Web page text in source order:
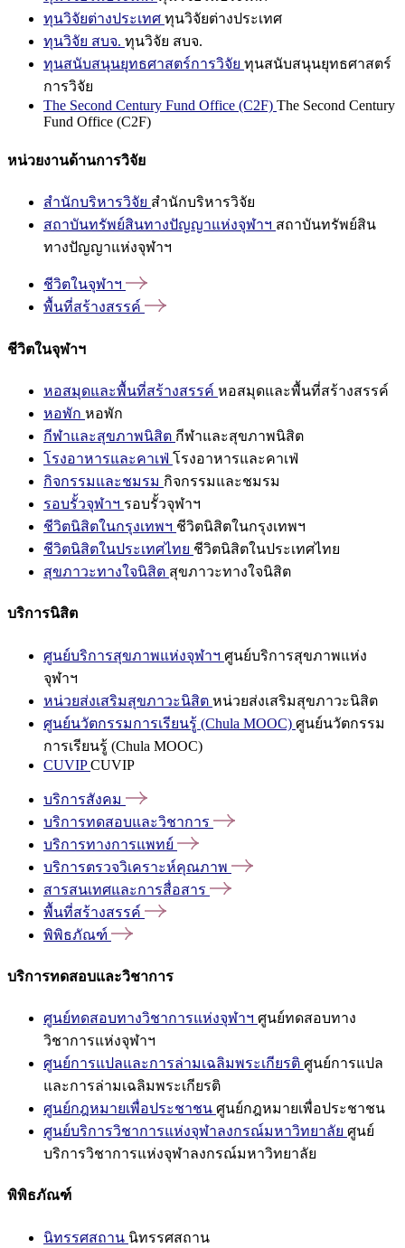
ทุนวิจัยต่างประเทศ ทุนวิจัยต่างประเทศ
ทุนวิจัย สบจ. ทุนวิจัย สบจ.
ทุนสนับสนุนยุทธศาสตร์การวิจัย ทุนสนับสนุนยุทธศาสตร์
การวิจัย
The Second Century Fund Office (C2F) The Second Century
Fund Office (C2F)
หน่วยงานด้านการวิจัย
สำนักบริหารวิจัย สำนักบริหารวิจัย
สถาบันทรัพย์สินทางปัญญาแห่งจุฬาฯ สถาบันทรัพย์สิน
ทางปัญญาแห่งจุฬาฯ
ชีวิตในจุฬาฯ
พื้นที่สร้างสรรค์
ชีวิตในจุฬาฯ
หอสมุดและพื้นที่สร้างสรรค์ หอสมุดและพื้นที่สร้างสรรค์
หอพัก หอพัก
กีฬาและสุขภาพนิสิต กีฬาและสุขภาพนิสิต
โรงอาหารและคาเฟ่ โรงอาหารและคาเฟ่
กิจกรรมและชมรม กิจกรรมและชมรม
รอบรั้วจุฬาฯ รอบรั้วจุฬาฯ
ชีวิตนิสิตในกรุงเทพฯ ชีวิตนิสิตในกรุงเทพฯ
ชีวิตนิสิตในประเทศไทย ชีวิตนิสิตในประเทศไทย
สุขภาวะทางใจนิสิต สุขภาวะทางใจนิสิต
บริการนิสิต
ศูนย์บริการสุขภาพแห่งจุฬาฯ ศูนย์บริการสุขภาพแห่ง
จุฬาฯ
หน่วยส่งเสริมสุขภาวะนิสิต หน่วยส่งเสริมสุขภาวะนิสิต
ศูนย์นวัตกรรมการเรียนรู้ (Chula MOOC) ศูนย์นวัตกรรม
การเรียนรู้ (Chula MOOC)
CUVIPCUVIP
บริการสังคม
บริการทดสอบและวิชาการ
บริการทางการแพทย์
บริการตรวจวิเคราะห์คุณภาพ
สารสนเทศและการสื่อสาร
พื้นที่สร้างสรรค์
พิพิธภัณฑ์
บริการทดสอบและวิชาการ
ศูนย์ทดสอบทางวิชาการแห่งจุฬาฯ ศูนย์ทดสอบทาง
วิชาการแห่งจุฬาฯ
ศูนย์การแปลและการล่ามเฉลิมพระเกียรติ ศูนย์การแปล
และการล่ามเฉลิมพระเกียรติ
ศูนย์กฎหมายเพื่อประชาชน ศูนย์กฎหมายเพื่อประชาชน
ศูนย์บริการวิชาการแห่งจุฬาลงกรณ์มหาวิทยาลัย ศูนย์
บริการวิชาการแห่งจุฬาลงกรณ์มหาวิทยาลัย
พิพิธภัณฑ์
นิทรรศสถาน นิทรรศสถาน